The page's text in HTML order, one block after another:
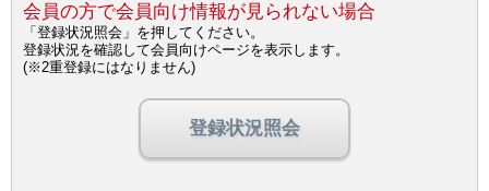
会員の方で会員向け情報が見られない場合
「登録状況照会」を押してください。
登録状況を確認して会員向けページを表示します。
(※2重登録にはなりません)
登録状況照会